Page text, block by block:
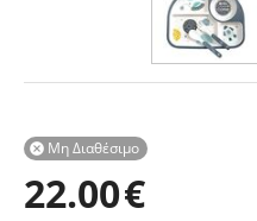
Μη Διαθέσιμο

22.00€